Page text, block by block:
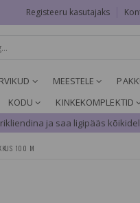
Registeeru kasutajaks
MEESTELE
KODU
KINKEKOMPLEKTID
ja saa ligipääs
100 M